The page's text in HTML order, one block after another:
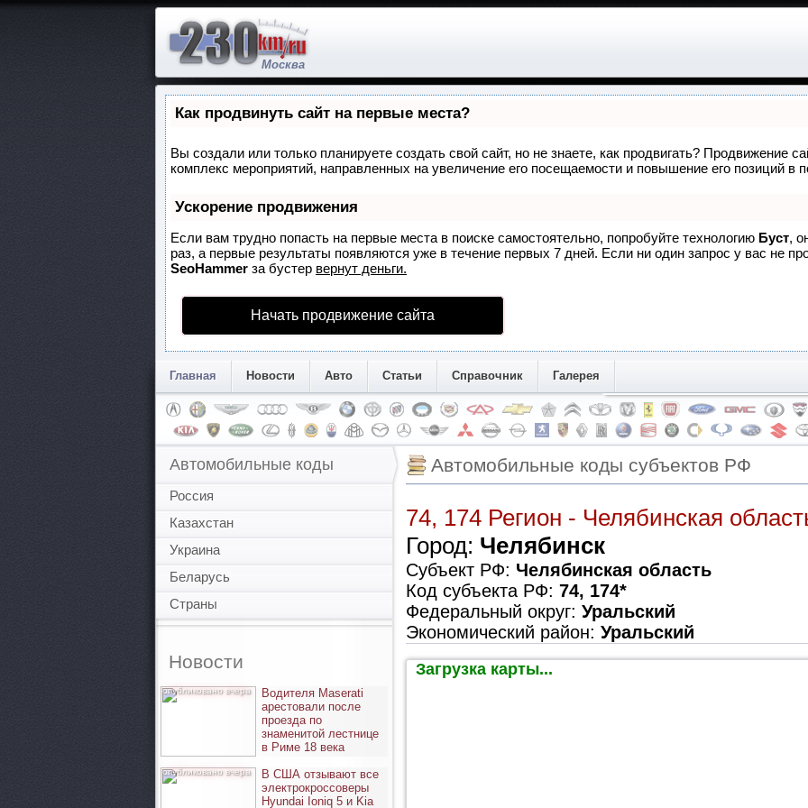
Москва
Как продвинуть сайт на первые места?
Вы создали или только планируете создать свой сайт, но не знаете, как продвигать? Продвижение
комплекс мероприятий, направленных на увеличение его посещаемости и повышение его позиций в
Ускорение продвижения
Если вам трудно попасть на первые места в поиске самостоятельно, попробуйте технологию Буст,
раз, а первые результаты появляются уже в течение первых 7 дней. Если ни один запрос у вас не
SeoHammer за бустер вернут деньги.
Начать продвижение сайта
Главная Новости Авто Статьи Справочник Галерея
Автомобильные коды
Россия
Казахстан
Украина
Беларусь
Страны
Новости
опубликовано вчера
Водителя Maserati
арестовали после
проезда по
знаменитой лестнице
в Риме 18 века
опубликовано вчера
В США отзывают все
электрокроссоверы
Hyundai Ioniq 5 и Kia
Автомобильные коды субъектов РФ
74, 174 Регион - Челябинская
Город: Челябинск
Субъект РФ: Челябинская область
Код субъекта РФ: 74, 174*
Федеральный округ: Уральский
Экономический район: Уральский
Загрузка карты...